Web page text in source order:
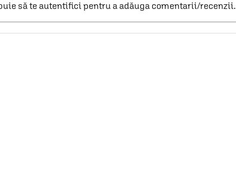
să te autentifici pentru a adăuga comentarii/recenzii.